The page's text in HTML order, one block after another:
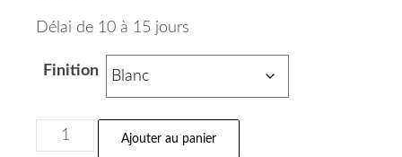
Délai de 10 à 15 jours
Finition
Ajouter au panier